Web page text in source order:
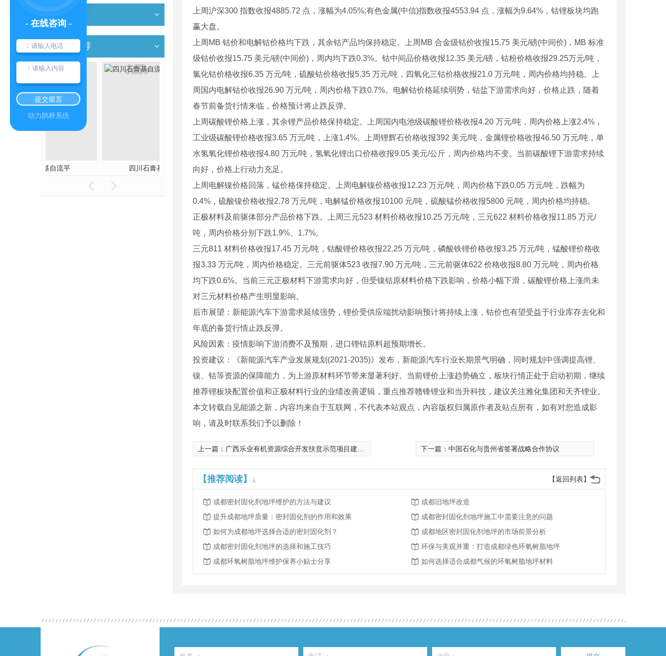
热门推荐
四川石膏基自流平 成都水泥基自流平
上周沪深300 指数收报4885.72 点，涨幅为4.05%;有色金属(中信)指数收报4553.94 点，涨幅为9.64%，钴锂板块均跑
赢大盘。
上周MB 钴价和电解钴价格均下跌，其余钴产品均保持稳定。上周MB 合金级钴价收报15.75 美元/磅(中间价)，MB 标准
级钴价收报15.75 美元/磅(中间价)，周内均下跌0.3%。钴中间品价格收报12.35 美元/磅，钴粉价格收报29.25万元/吨，
氯化钴价格收报6.35 万元/吨，硫酸钴价格收报5.35 万元/吨，四氧化三钴价格收报21.0 万元/吨，周内价格均持稳。上
周国内电解钴价收报26.90 万元/吨，周内价格下跌0.7%。电解钴价格延续弱势，钴盐下游需求向好，价格止跌，随着
春节前备货行情来临，价格预计将止跌反弹。
上周碳酸锂价格上涨，其余锂产品价格保持稳定。上周国内电池级碳酸锂价格收报4.20 万元/吨，周内价格上涨2.4%，
工业级碳酸锂价格收报3.65 万元/吨，上涨1.4%。上周锂辉石价格收报392 美元/吨，金属锂价格收报46.50 万元/吨，单
水氢氧化锂价格收报4.80 万元/吨，氢氧化锂出口价格收报9.05 美元/公斤，周内价格均不变。当前碳酸锂下游需求持续
向好，价格上行动力充足。
上周电解镍价格回落，锰价格保持稳定。上周电解镍价格收报12.23 万元/吨，周内价格下跌0.05 万元/吨，跌幅为
0.4%，硫酸镍价格收报2.78 万元/吨，电解锰价格收报10100 元/吨，硫酸锰价格收报5800 元/吨，周内价格均持稳。
正极材料及前驱体部分产品价格下跌。上周三元523 材料价格收报10.25 万元/吨，三元622 材料价格收报11.85 万元/
吨，周内价格分别下跌1.9%、1.7%。
三元811 材料价格收报17.45 万元/吨，钴酸锂价格收报22.25 万元/吨，磷酸铁锂价格收报3.25 万元/吨，锰酸锂价格收
报3.33 万元/吨，周内价格稳定。三元前驱体523 收报7.90 万元/吨，三元前驱体622 价格收报8.80 万元/吨，周内价格
均下跌0.6%。当前三元正极材料下游需求向好，但受镍钴原材料价格下跌影响，价格小幅下滑，碳酸锂价格上涨尚未
对三元材料价格产生明显影响。
后市展望：新能源汽车下游需求延续强势，锂价受供应端扰动影响预计将持续上涨，钴价也有望受益于行业库存去化和
年底的备货行情止跌反弹。
风险因素：疫情影响下游消费不及预期，进口锂钴原料超预期增长。
投资建议：《新能源汽车产业发展规划(2021-2035)》发布，新能源汽车行业长期景气明确，同时规划中强调提高锂、
镍、钴等资源的保障能力，为上游原材料环节带来显著利好。当前锂价上涨趋势确立，板块行情正处于启动初期，继续
推荐锂板块配置价值和正极材料行业的业绩改善逻辑，重点推荐赣锋锂业和当升科技，建议关注雅化集团和天齐锂业。
本文转载自见能源之新，内容均来自于互联网，不代表本站观点，内容版权归属原作者及站点所有，如有对您造成影
响，请及时联系我们予以删除！
上一篇： 广西乐业有机资源综合开发扶贫示范项目建成投产 下一篇： 中国石化与贵州省签署战略合作协议
【返回列表】
【推荐阅读】↓
成都密封固化剂地坪维护的方法与建议
成都旧地坪改造
提升成都地坪质量：密封固化剂的作用和效果
成都密封固化剂地坪施工中需要注意的问题
如何为成都地坪选择合适的密封固化剂？
成都地区密封固化剂地坪的市场前景分析
成都密封固化剂地坪的选择和施工技巧
环保与美观并重：打造成都绿色环氧树脂地坪
成都环氧树脂地坪维护保养小贴士分享
如何选择适合成都气候的环氧树脂地坪材料
- 在线咨询 -
：
：
提交留言
动力鹊桥系统